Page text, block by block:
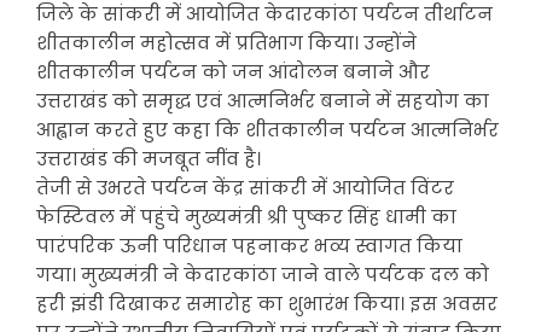
जिले के सांकरी में आयोजित केदारकांठा पर्यटन तीर्थाटन
शीतकालीन महोत्सव में प्रतिभाग किया। उन्होंने
शीतकालीन पर्यटन को जन आंदोलन बनाने और
उत्तराखंड को समृद्ध एवं आत्मनिर्भर बनाने में सहयोग का
आह्वान करते हुए कहा कि शीतकालीन पर्यटन आत्मनिर्भर
उत्तराखंड की मजबूत नींव है।
तेजी से उभरते पर्यटन केंद्र सांकरी में आयोजित विंटर
फेस्टिवल में पहुंचे मुख्यमंत्री श्री पुष्कर सिंह धामी का
पारंपरिक ऊनी परिधान पहनाकर भव्य स्वागत किया
गया। मुख्यमंत्री ने केदारकांठा जाने वाले पर्यटक दल को
हरी झंडी दिखाकर समारोह का शुभारंभ किया। इस अवसर